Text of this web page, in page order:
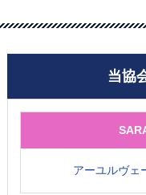
当協
アーユルヴェ